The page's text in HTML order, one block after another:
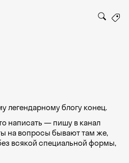
легендарному блогу конец.
написать — пишу в канал
на вопросы бывают там же,
всякой специальной формы,